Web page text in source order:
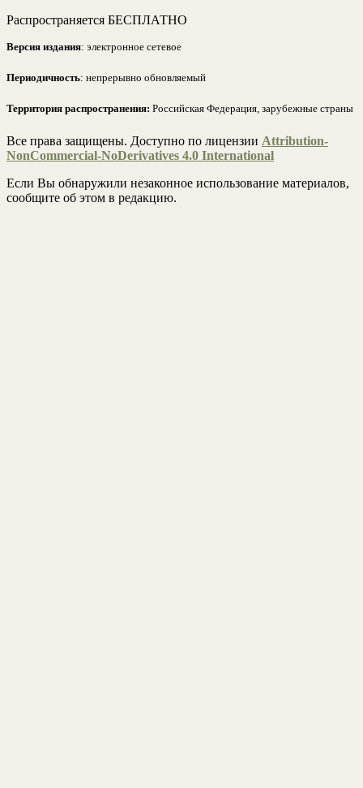
Распространяется БЕСПЛАТНО
Версия издания: электронное сетевое
Периодичность: непрерывно обновляемый
Территория распространения: Российская Федерация, зарубежные страны
Все права защищены. Доступно по лицензии Attribution-
NonCommercial-NoDerivatives 4.0 International
Если Вы обнаружили незаконное использование материалов,
сообщите об этом в редакцию.